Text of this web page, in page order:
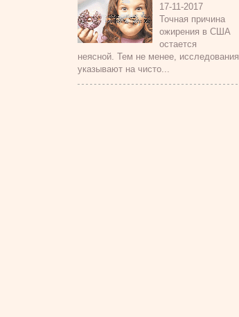
17-11-2017
Точная причина
ожирения в США
остается
неясной. Тем не менее, исследования
указывают на чисто...